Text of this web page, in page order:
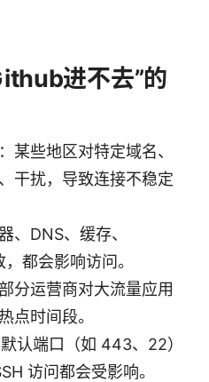
进不去”的
某些地区对特定域名、
干扰，导致连接不稳定
、DNS、缓存、
都会影响访问。
分运营商对大流量应用
点时间段。
认端口（如 443、22）
访问都会受影响。